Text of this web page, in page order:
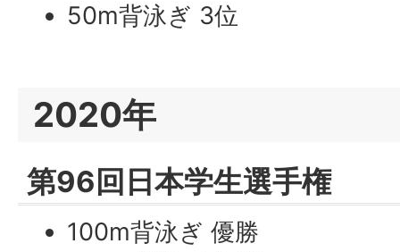
50m背泳ぎ 3位
2020年
第96回日本学生選手権
100m背泳ぎ 優勝